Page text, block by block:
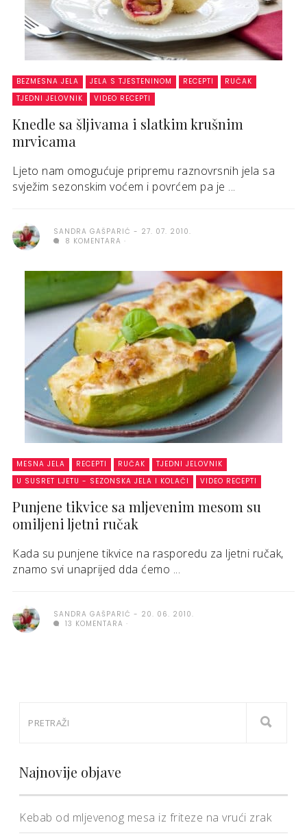
BEZMESNA JELA JELA S TJESTENINOM RECEPTI
RUČAK
TJEDNI JELOVNIK
VIDEO RECEPTI
Knedle sa šljivama i slatkim krušnim
mrvicama
Ljeto nam omogućuje pripremu raznovrsnih jela sa
svježim sezonskim voćem i povrćem pa je ...
SANDRA GAŠPARIĆ
27. 07. 2010.
8 KOMENTARA
MESNA JELA RECEPTI RUČAK
TJEDNI JELOVNIK
U SUSRET LJETU - SEZONSKA JELA I KOLAČI
VIDEO RECEPTI
Punjene tikvice sa mljevenim mesom su
omiljeni ljetni ručak
Kada su punjene tikvice na rasporedu za ljetni ručak,
znamo svi unaprijed dda ćemo ...
SANDRA GAŠPARIĆ
20. 06. 2010.
13 KOMENTARA
Najnovije objave
Kebab od mljevenog mesa iz friteze na vrući zrak